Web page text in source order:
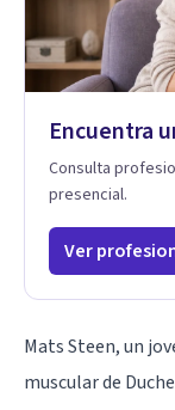
Encuentra
Consulta
presencial.
Ver
Mats Steen, un
muscular de